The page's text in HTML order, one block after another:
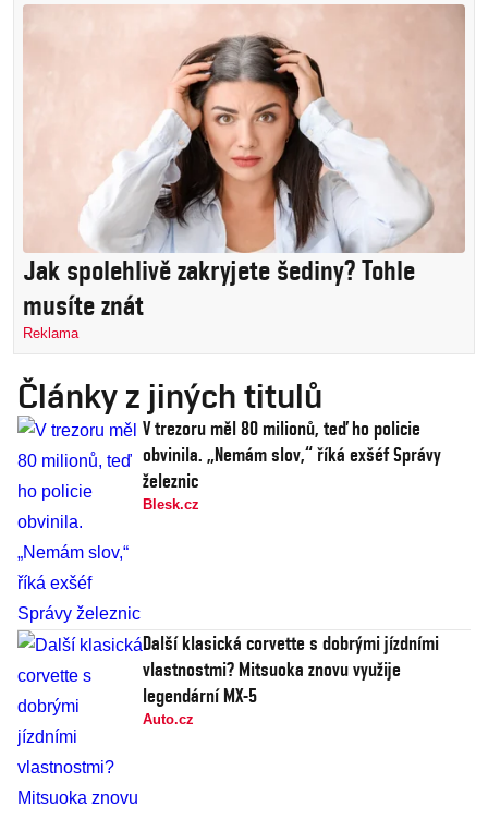
Jak spolehlivě zakryjete šediny? Tohle
musíte znát
Reklama
Články z jiných titulů
V trezoru měl 80 milionů, teď ho policie
obvinila. „Nemám slov,“ říká exšéf Správy
železnic
Blesk.cz
Další klasická corvette s dobrými jízdními
vlastnostmi? Mitsuoka znovu využije
legendární MX-5
Auto.cz